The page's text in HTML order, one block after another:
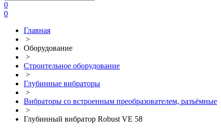
0
0
Главная
>
Оборудование
>
Строительное оборудование
>
Глубинные вибраторы
>
Вибраторы со встроенным преобразователем, разъёмные
>
Глубинный вибратор Robust VE 58